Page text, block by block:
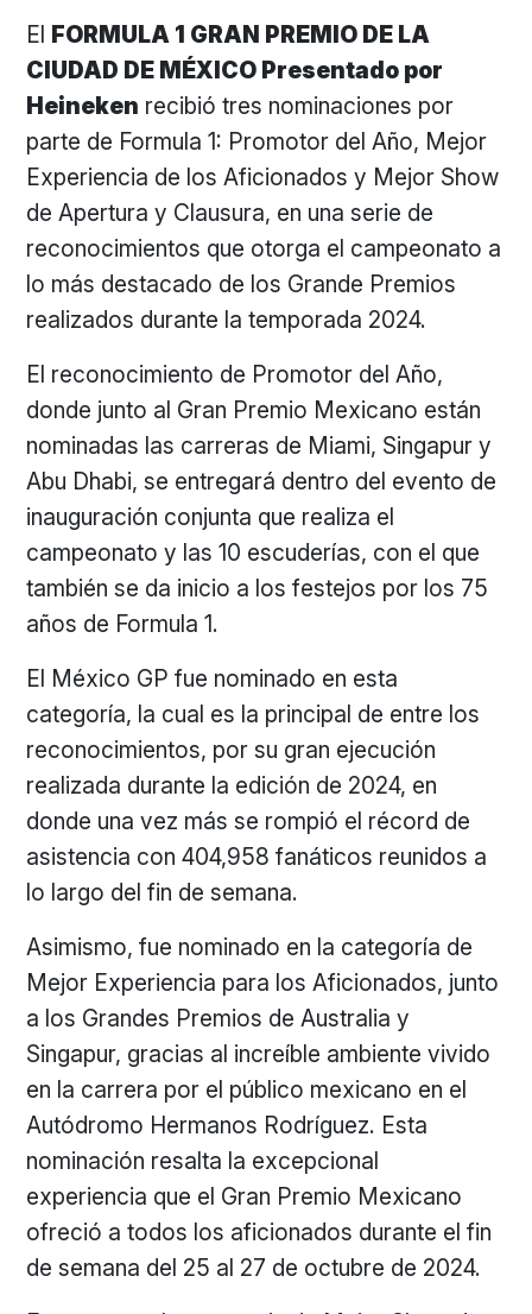
El FORMULA 1 GRAN PREMIO DE LA
CIUDAD DE MÉXICO Presentado por
Heineken recibió tres nominaciones por
parte de Formula 1: Promotor del Año, Mejor
Experiencia de los Aficionados y Mejor Show
de Apertura y Clausura, en una serie de
reconocimientos que otorga el campeonato a
lo más destacado de los Grande Premios
realizados durante la temporada 2024.
El reconocimiento de Promotor del Año,
donde junto al Gran Premio Mexicano están
nominadas las carreras de Miami, Singapur y
Abu Dhabi, se entregará dentro del evento de
inauguración conjunta que realiza el
campeonato y las 10 escuderías, con el que
también se da inicio a los festejos por los 75
años de Formula 1.
El México GP fue nominado en esta
categoría, la cual es la principal de entre los
reconocimientos, por su gran ejecución
realizada durante la edición de 2024, en
donde una vez más se rompió el récord de
asistencia con 404,958 fanáticos reunidos a
lo largo del fin de semana.
Asimismo, fue nominado en la categoría de
Mejor Experiencia para los Aficionados, junto
a los Grandes Premios de Australia y
Singapur, gracias al increíble ambiente vivido
en la carrera por el público mexicano en el
Autódromo Hermanos Rodríguez. Esta
nominación resalta la excepcional
experiencia que el Gran Premio Mexicano
ofreció a todos los aficionados durante el fin
de semana del 25 al 27 de octubre de 2024.